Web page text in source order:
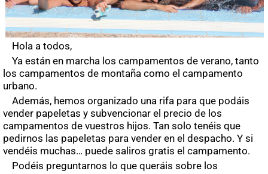
Hola a todos,
Ya están en marcha los campamentos de verano, tanto
los campamentos de montaña como el campamento
urbano.
Además, hemos organizado una rifa para que podáis
vender papeletas y subvencionar el precio de los
campamentos de vuestros hijos. Tan solo tenéis que
pedirnos las papeletas para vender en el despacho. Y si
vendéis muchas… puede saliros gratis el campamento.
Podéis preguntarnos lo que queráis sobre los